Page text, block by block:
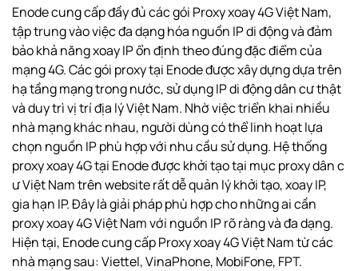
Enode cung cấp đầy đủ các gói Proxy xoay 4G Việt Nam,
tập trung vào việc đa dạng hóa nguồn IP di động và đảm
bảo khả năng xoay IP ổn định theo đúng đặc điểm của
mạng 4G. Các gói proxy tại Enode được xây dựng dựa trên
hạ tầng mạng trong nước, sử dụng IP di động dân cư thật
và duy trì vị trí địa lý Việt Nam. Nhờ việc triển khai nhiều
nhà mạng khác nhau, người dùng có thể linh hoạt lựa
chọn nguồn IP phù hợp với nhu cầu sử dụng. Hệ thống
proxy xoay 4G tại Enode được khởi tạo tại mụcproxy dân c
ư Việt Namtrên website rất dễ quản lý khởi tạo, xoay IP,
gia hạn IP. Đây là giải pháp phù hợp cho những ai cần
proxy xoay 4G Việt Nam với nguồn IP rõ ràng và đa dạng.
Hiện tại, Enode cung cấp Proxy xoay 4G Việt Nam từ các
nhà mạng sau: Viettel, VinaPhone, MobiFone, FPT.